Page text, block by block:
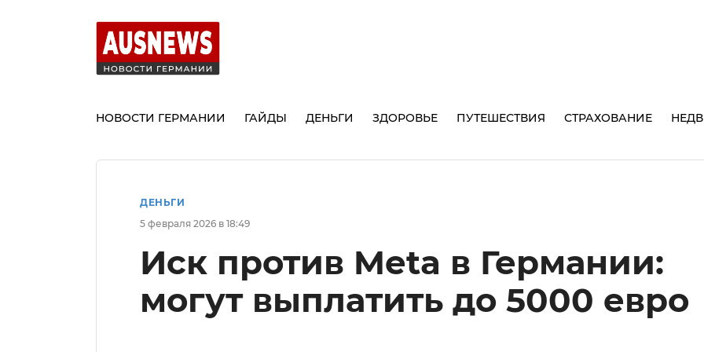
НОВОСТИ ГЕРМАНИИ ГАЙДЫ ДЕНЬГИ ЗДОРОВЬЕ ПУТЕШЕСТВИЯ СТРАХОВАНИЕ
ДЕНЬГИ
5 февраля 2026 в 18:49
Иск против Meta в Германии:
могут выплатить до 5000 евро